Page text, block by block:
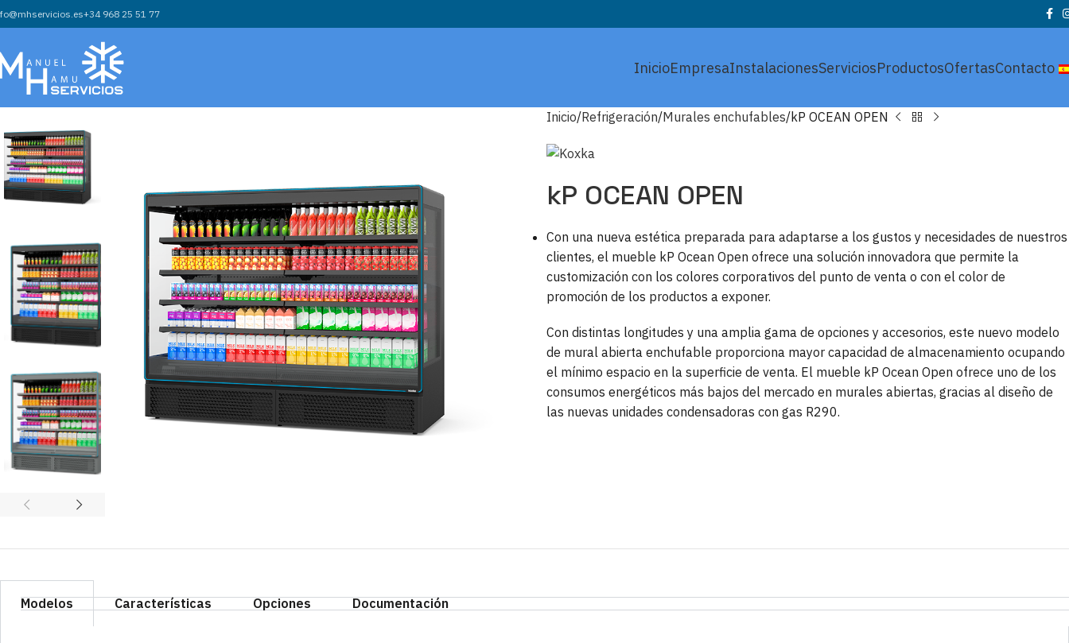
+34 968 25 51 77
InicioEmpresaInstalacionesServiciosProductosOfertasContacto
Inicio Refrigeración Murales enchufables kP OCEAN OPEN
kP OCEAN OPEN
Con una nueva estética preparada para adaptarse a los gustos y necesidades de nuestros
clientes, el mueble kP Ocean Open ofrece una solución innovadora que permite la
customización con los colores corporativos del punto de venta o con el color de
promoción de los productos a exponer.
Con distintas longitudes y una amplia gama de opciones y accesorios, este nuevo modelo
de mural abierta enchufable proporciona mayor capacidad de almacenamiento ocupando
el mínimo espacio en la superficie de venta. El mueble kP Ocean Open ofrece uno de los
consumos energéticos más bajos del mercado en murales abiertas, gracias al diseño de
las nuevas unidades condensadoras con gas R290.
Modelos Características Opciones Documentación